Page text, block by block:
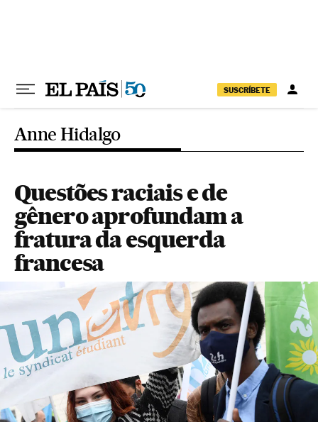
SUSCRÍBETE
Anne Hidalgo
Questões raciais e de
gênero aprofundam a
fratura da esquerda
francesa